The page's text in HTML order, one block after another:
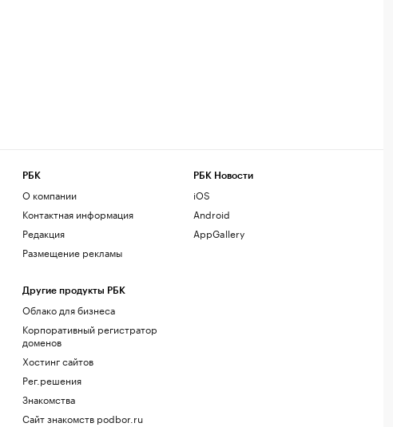
РБК
О компании
Контактная информация
Редакция
Размещение рекламы
Другие продукты РБК
Облако для бизнеса
Корпоративный регистратор
доменов
Хостинг сайтов
Рег.решения
Знакомства
Сайт знакомств podbor.ru
РБК Новости
iOS
Android
AppGallery